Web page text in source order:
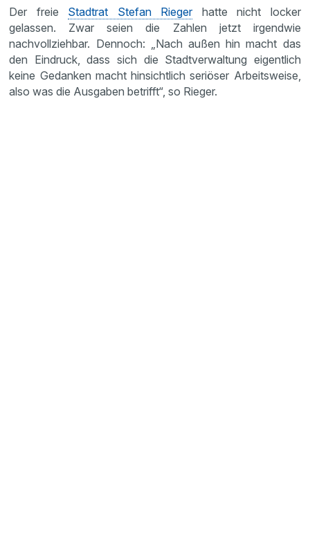
Der freie Stadtrat Stefan Riegerhatte nicht locker
gelassen. Zwar seien die Zahlen jetzt irgendwie
nachvollziehbar. Dennoch: „Nach außen hin macht das
den Eindruck, dass sich die Stadtverwaltung eigentlich
keine Gedanken macht hinsichtlich seriöser Arbeitsweise,
also was die Ausgaben betrifft“, so Rieger.